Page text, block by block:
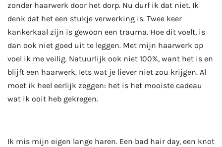
zonder haarwerk door het dorp. Nu durf ik dat niet. Ik
denk dat het een stukje verwerking is. Twee keer
kankerkaal zijn is gewoon een trauma. Hoe dit voelt, is
dan ook niet goed uit te leggen. Met mijn haarwerk op
voel ik me veilig. Natuurlijk ook niet 100%, want het is en
blijft een haarwerk. Iets wat je liever niet zou krijgen. Al
moet ik heel eerlijk zeggen: het is het mooiste cadeau
wat ik ooit heb gekregen.
Ik mis mijn eigen lange haren. Een bad hair day, een knot